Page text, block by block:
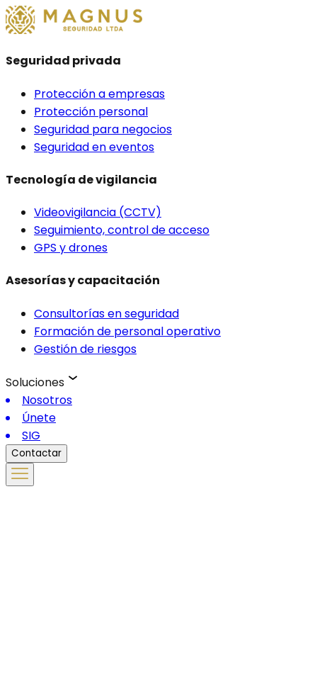
Seguridad privada
Protección a empresas
Protección personal
Seguridad para negocios
Seguridad en eventos
Tecnología de vigilancia
Videovigilancia (CCTV)
Seguimiento, control de acceso
GPS y drones
Asesorías y capacitación
Consultorías en seguridad
Formación de personal operativo
Gestión de riesgos
Soluciones
Nosotros
Únete
SIG
Contactar